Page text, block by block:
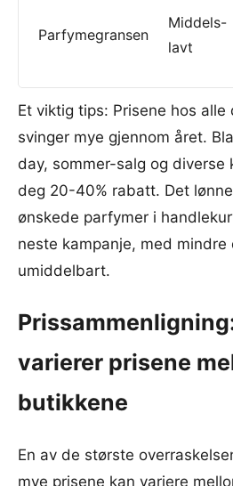
Parfymegransen
Middels-
lavt
Et viktig tips: Prisene hos alle
svinger mye gjennom året.
day, sommer-salg og diverse
deg 20-40% rabatt. Det
ønskede parfymer i
neste kampanje, med
umiddelbart.
varierer prisene
butikkene
En av de største
mye prisene kan variere